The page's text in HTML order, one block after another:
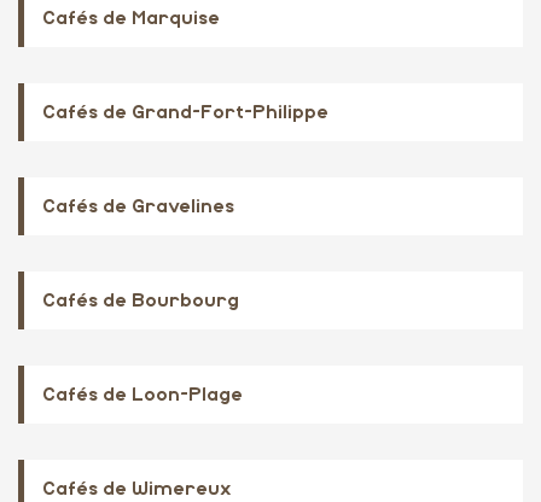
Cafés de Marquise
Cafés de Grand-Fort-Philippe
Cafés de Gravelines
Cafés de Bourbourg
Cafés de Loon-Plage
Cafés de Wimereux